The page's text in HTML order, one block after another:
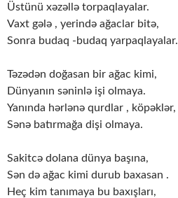
Üstünü xəzəllə torpaqlayalar.
Vaxt gələ , yerində ağaclar bitə,
Sonra budaq -budaq yarpaqlayalar.
Təzədən doğasan bir ağac kimi,
Dünyanın səninlə işi olmaya.
Yanında hərlənə qurdlar , köpəklər,
Sənə batırmağa dişi olmaya.
Sakitcə dolana dünya başına,
Sən də ağac kimi durub baxasan .
Heç kim tanımaya bu baxışları,